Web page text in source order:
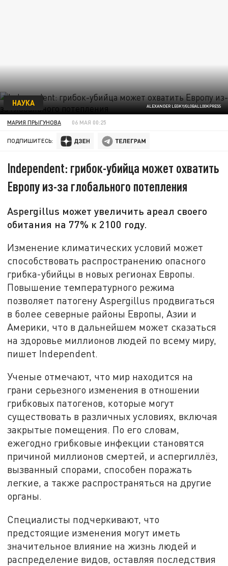
ALEXANDER LEGKY/GLOBALLOOKPRESS
НАУКА
МАРИЯ ПРЫГУНОВА 06 МАЯ 00:25
ПОДПИШИТЕСЬ:
Independent: грибок-убийца может охватить
Европу из-за глобального потепления
Aspergillus может увеличить ареал своего
обитания на 77% к 2100 году.
Изменение климатических условий может
способствовать распространению опасного
грибка-убийцы в новых регионах Европы.
Повышение температурного режима
позволяет патогену Aspergillus продвигаться
в более северные районы Европы, Азии и
Америки, что в дальнейшем может сказаться
на здоровье миллионов людей по всему миру,
пишет Independent.
Ученые отмечают, что мир находится на
грани серьезного изменения в отношении
грибковых патогенов, которые могут
существовать в различных условиях, включая
закрытые помещения. По его словам,
ежегодно грибковые инфекции становятся
причиной миллионов смертей, и аспергиллёз,
вызванный спорами, способен поражать
легкие, а также распространяться на другие
органы.
Специалисты подчеркивают, что
предстоящие изменения могут иметь
значительное влияние на жизнь людей и
распределение видов, оставляя последствия